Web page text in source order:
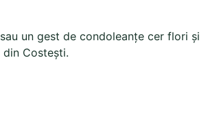
un gest de condoleanțe cer flori și
Costești.